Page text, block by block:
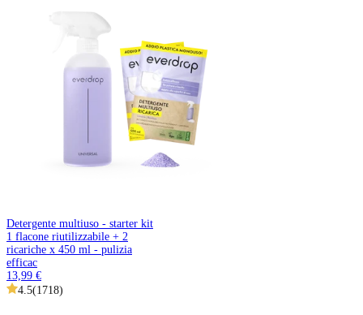
Detergente multiuso - starter kit
1 flacone riutilizzabile + 2
ricariche x 450 ml - pulizia
efficac
13,99 €
4.5(1718)